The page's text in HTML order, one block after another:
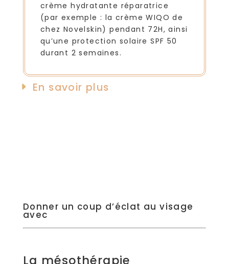
crème hydratante réparatrice
(par exemple : la crème WIQO de
chez Novelskin) pendant 72H, ainsi
qu’une protection solaire SPF 50
durant 2 semaines.
En savoir plus
Donner un coup d’éclat au visage
avec
La mésothérapie